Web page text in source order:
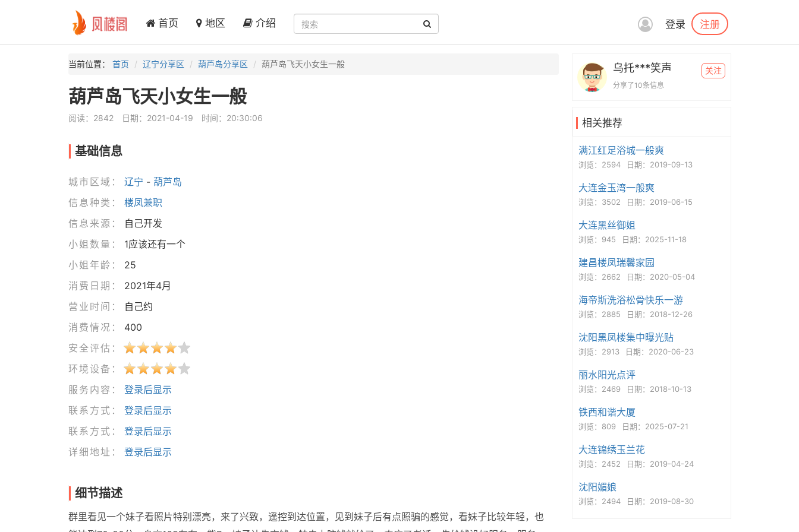
首页 地区 介绍 登录 注册
当前位置： 首页 辽宁分享区 葫芦岛分享区 葫芦岛飞天小女生一般
葫芦岛飞天小女生一般
阅读：2842 日期：2021-04-19 时间：20:30:06
基础信息
城市区域： 辽宁 - 葫芦岛
信息种类：
楼凤兼职
信息来源：
自己开发
小姐数量：
1应该还有一个
小姐年龄：
25
消费日期：
2021年4月
营业时间：
自己约
消费情况：
400
安全评估：
环境设备：
服务内容：
登录后显示
联系方式：
登录后显示
联系方式：
登录后显示
详细地址：
登录后显示
细节描述
群里看见一个妹子看照片特别漂亮，来了兴致，遥控到达位置，见到妹子后有点照骗的感觉，看妹子比较年轻，也
乌托***笑声
分享了10条信息
关注
相关推荐
满江红足浴城一般爽
浏览：2594 日期：2019-09-13
大连金玉湾一般爽
浏览：3502 日期：2019-06-15
大连黑丝御姐
浏览：945 日期：2025-11-18
建昌楼凤瑞馨家园
浏览：2662 日期：2020-05-04
海帝斯洗浴松骨快乐一游
浏览：2885 日期：2018-12-26
沈阳黑凤楼集中曝光贴
浏览：2913 日期：2020-06-23
丽水阳光点评
浏览：2469 日期：2018-10-13
铁西和谐大厦
浏览：809 日期：2025-07-21
大连锦绣玉兰花
浏览：2452 日期：2019-04-24
沈阳媚娘
浏览：2494 日期：2019-08-30